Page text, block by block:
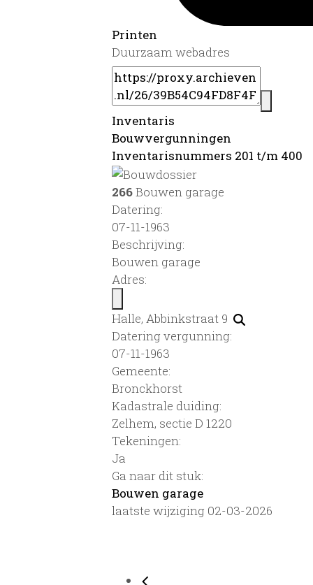
Printen
Duurzaam webadres
Inventaris
Bouwvergunningen
Inventarisnummers 201 t/m 400
266Bouwen garage
Datering:
07-11-1963
Beschrijving:
Bouwen garage
Adres:
Halle, Abbinkstraat 9
Datering vergunning:
07-11-1963
Gemeente:
Bronckhorst
Kadastrale duiding:
Zelhem, sectie D 1220
Tekeningen:
Ja
Ga naar dit stuk:
Bouwen garage
laatste wijziging 02-03-2026